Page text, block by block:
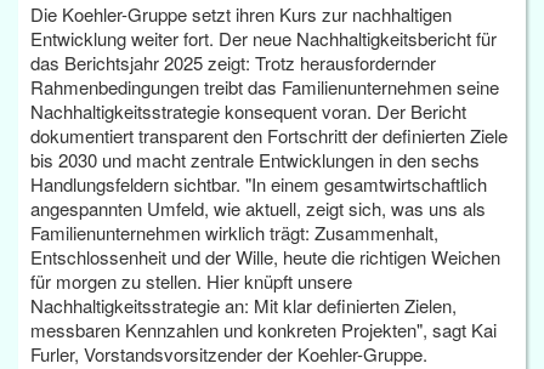
Die Koehler-Gruppe setzt ihren Kurs zur nachhaltigen
Entwicklung weiter fort. Der neue Nachhaltigkeitsbericht für
das Berichtsjahr 2025 zeigt: Trotz herausfordernder
Rahmenbedingungen treibt das Familienunternehmen seine
Nachhaltigkeitsstrategie konsequent voran. Der Bericht
dokumentiert transparent den Fortschritt der definierten Ziele
bis 2030 und macht zentrale Entwicklungen in den sechs
Handlungsfeldern sichtbar. "In einem gesamtwirtschaftlich
angespannten Umfeld, wie aktuell, zeigt sich, was uns als
Familienunternehmen wirklich trägt: Zusammenhalt,
Entschlossenheit und der Wille, heute die richtigen Weichen
für morgen zu stellen. Hier knüpft unsere
Nachhaltigkeitsstrategie an: Mit klar definierten Zielen,
messbaren Kennzahlen und konkreten Projekten", sagt Kai
Furler, Vorstandsvorsitzender der Koehler-Gruppe.